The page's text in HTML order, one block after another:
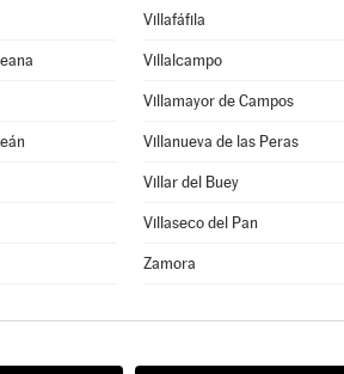
Villafáfila
Villalcampo
Villamayor de Campos
Villanueva de las Peras
Villar del Buey
Villaseco del Pan
Zamora